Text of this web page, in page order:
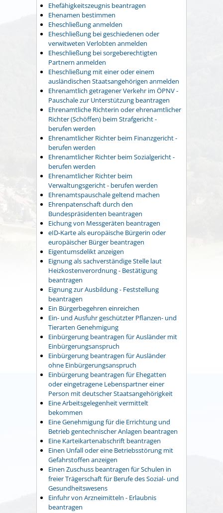
Ehefähigkeitszeugnis beantragen
Ehenamen bestimmen
Eheschließung anmelden
Eheschließung bei geschiedenen oder
verwitweten Verlobten anmelden
Eheschließung bei sorgeberechtigten
Partnern anmelden
Eheschließung mit einer oder einem
ausländischen Staatsangehörigen anmelden
Ehrenamtlich getragener Verkehr im ÖPNV -
Pauschale zur Unterstützung beantragen
Ehrenamtliche Richterin oder ehrenamtlicher
Richter (Schöffen) beim Strafgericht -
berufen werden
Ehrenamtlicher Richter beim Finanzgericht -
berufen werden
Ehrenamtlicher Richter beim Sozialgericht -
berufen werden
Ehrenamtlicher Richter beim
Verwaltungsgericht - berufen werden
Ehrenamtspauschale geltend machen
Ehrenpatenschaft durch den
Bundespräsidenten beantragen
Eichung von Messgeräten beantragen
eID-Karte als europäische Bürgerin oder
europäischer Bürger beantragen
Eigentumsdelikt anzeigen
Eignung als sachverständige Stelle laut
Heizkostenverordnung - Bestätigung
beantragen
Eignung zur Ausbildung - Feststellung
beantragen
Ein Bürgerbegehren einreichen
Ein- und Ausfuhr geschützter Pflanzen- und
Tierarten Genehmigung
Einbürgerung beantragen für Ausländer mit
Einbürgerungsanspruch
Einbürgerung beantragen für Ausländer
ohne Einbürgerungsanspruch
Einbürgerung beantragen für Ehegatten
oder eingetragene Lebenspartner einer
Person mit deutscher Staatsangehörigkeit
Eine Arbeitsgelegenheit vermittelt
bekommen
Eine Genehmigung für die Errichtung und
Betrieb gentechnischer Anlagen beantragen
Eine Karteikartenabschrift beantragen
Einen Unfall oder eine Betriebsstörung mit
Gefahrstoffen anzeigen
Einen Zuschuss beantragen für Schulen in
freier Trägerschaft für Berufe des Sozial- und
Gesundheitswesens
Einfuhr von Arzneimitteln - Erlaubnis
beantragen